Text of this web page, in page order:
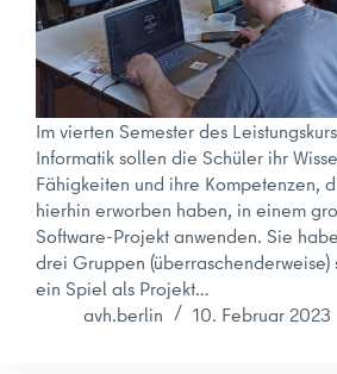
Im vierten Semester des
Informatik sollen die Schüler ihr
Fähigkeiten und ihre Kompetenzen,
hierhin erworben haben, in einem
Software-Projekt anwenden. Sie
drei Gruppen (überraschenderweise)
ein Spiel als Projekt…
avh.berlin
10. Februar 2023